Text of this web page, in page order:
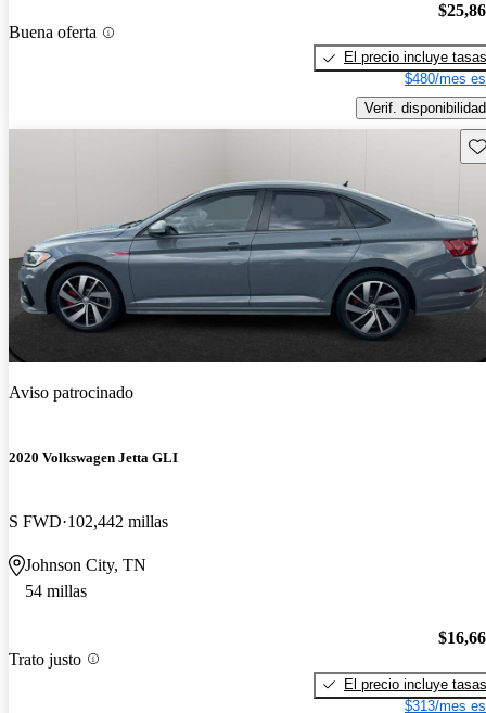
Buena oferta
El precio incluye tasas
$480/mes
Verif. disponibilidad
Aviso patrocinado
2020 Volkswagen Jetta GLI
S FWD 102,442 millas
Johnson City, TN
54 millas
Trato justo
El precio incluye tasas
$313/mes